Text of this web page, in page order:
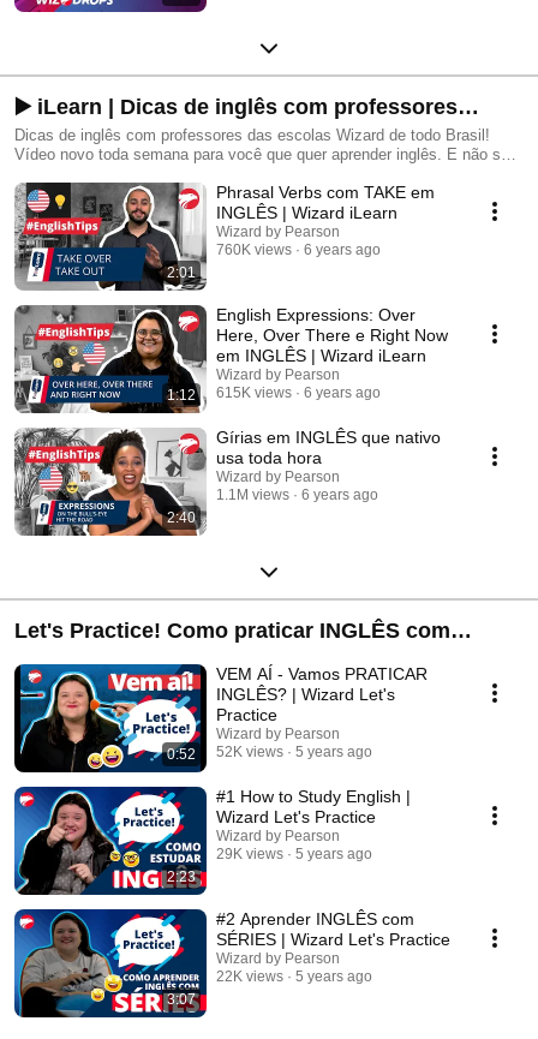
▶️ iLearn | Dicas de inglês com professores
Wizard
Dicas de inglês com professores das escolas Wizard de todo Brasil!
Vídeo novo toda semana para você que quer aprender inglês. E não se
2:01
Phrasal Verbs com TAKE em
INGLÊS | Wizard iLearn
Wizard by Pearson
760K views
6 years ago
1:12
English Expressions: Over
Here, Over There e Right Now
em INGLÊS | Wizard iLearn
Wizard by Pearson
615K views
6 years ago
2:40
Gírias em INGLÊS que nativo
usa toda hora
Wizard by Pearson
1.1M views
6 years ago
Let's Practice! Como praticar INGLÊS com
música, séries e mais! 😄
0:52
VEM AÍ - Vamos PRATICAR
INGLÊS? | Wizard Let's
Practice
Wizard by Pearson
52K views
5 years ago
2:23
#1 How to Study English |
Wizard Let's Practice
Wizard by Pearson
29K views
5 years ago
3:07
#2 Aprender INGLÊS com
SÉRIES | Wizard Let's Practice
Wizard by Pearson
22K views
5 years ago